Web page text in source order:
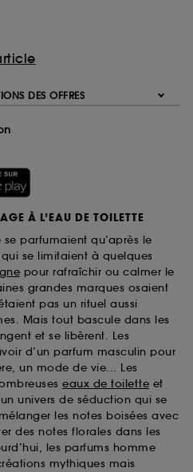
DES OFFRES
À L’EAU DE TOILETTE
parfumaient qu’après le
se limitaient à quelques
pour rafraîchir ou calmer le
grandes marques osaient
pas un rituel aussi
Mais tout bascule dans les
et se libèrent. Les
d’un parfum masculin pour
un mode de vie... Les
eaux de toilette et
un univers de séduction qui se
les notes boisées avec
des notes florales dans les
les parfums homme
mythiques mais